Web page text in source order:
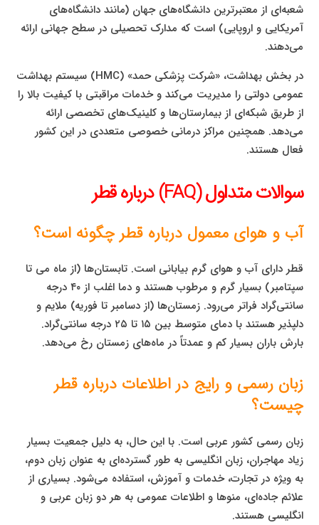
شعبه‌ای از معتبرترین دانشگاه‌های جهان (مانند دانشگاه‌های
آمریکایی و اروپایی) است که مدارک تحصیلی در سطح جهانی ارائه
می‌دهند.
در بخش بهداشت، «شرکت پزشکی حمد» (HMC) سیستم بهداشت
عمومی دولتی را مدیریت می‌کند و خدمات مراقبتی با کیفیت بالا را
از طریق شبکه‌ای از بیمارستان‌ها و کلینیک‌های تخصصی ارائه
می‌دهد. همچنین مراکز درمانی خصوصی متعددی در این کشور
فعال هستند.
سوالات متداول (FAQ) درباره قطر
آب و هوای معمول درباره قطر چگونه است؟
قطر دارای آب و هوای گرم بیابانی است. تابستان‌ها (از ماه می تا
سپتامبر) بسیار گرم و مرطوب هستند و دما اغلب از ۴۰ درجه
سانتی‌گراد فراتر می‌رود. زمستان‌ها (از دسامبر تا فوریه) ملایم و
دلپذیر هستند با دمای متوسط بین ۱۵ تا ۲۵ درجه سانتی‌گراد.
بارش باران بسیار کم و عمدتاً در ماه‌های زمستان رخ می‌دهد.
زبان رسمی و رایج در اطلاعات درباره قطر
چیست؟
زبان رسمی کشور عربی است. با این حال، به دلیل جمعیت بسیار
زیاد مهاجران، زبان انگلیسی به طور گسترده‌ای به عنوان زبان دوم،
به ویژه در تجارت، خدمات و آموزش، استفاده می‌شود. بسیاری از
علائم جاده‌ای، منوها و اطلاعات عمومی به هر دو زبان عربی و
انگلیسی هستند.